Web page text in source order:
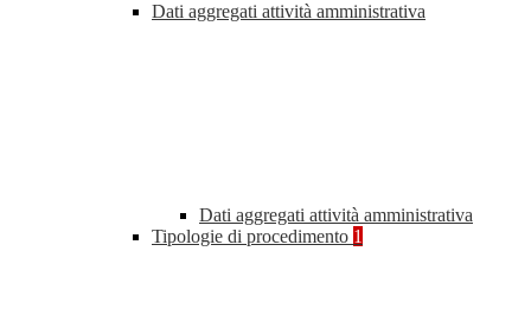
Dati aggregati attività amministrativa
Dati aggregati attività amministrativa
Tipologie di procedimento 1